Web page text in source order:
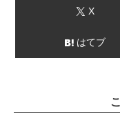
X
はてブ